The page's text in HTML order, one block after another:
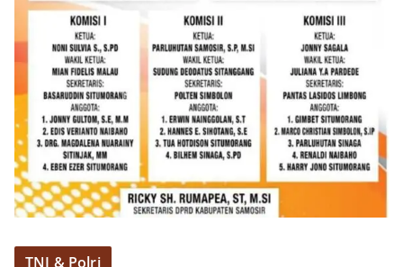
dimanfaatkan sebagai sarana deteksi dini (early
warning) guna mengantisipasi potensi gangguan
keamanan dan ketertiban masyarakat
(Kamtibmas) di lingkungan tempat tinggal warga.
Melalui interaksi langsung tersebut,
Bhabinkamtibmas dapat menghimpun informasi
awal terkait situasi sosial, potensi kerawanan,
maupun hal-hal yang dapat mengganggu
kondusivitas wilayah, khususnya menjelang
perayaan HUT Kemerdekaan RI yang biasanya
diwarnai dengan berbagai kegiatan dan
keramaian warga.‎‎Dengan adanya deteksi dini ini,
diantisipasi sejak awal sehingga situasi di
Kelurahan Sunggal tetap terjaga aman, tertib,
TNI & Polri